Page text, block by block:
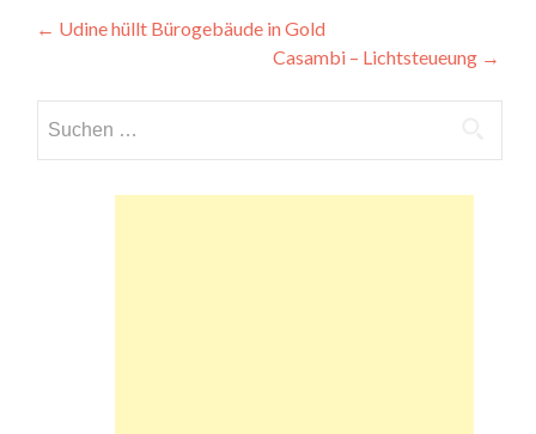
Beitragsnavigation
← Udine hüllt Bürogebäude in Gold
Casambi – Lichtsteueung →
nach: